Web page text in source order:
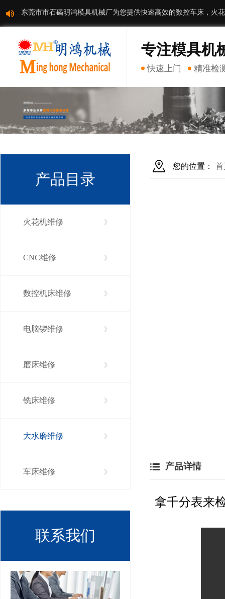
东莞市市石碣明鸿模具机械厂为您提供快速高效的数控车床，火
专注模具机
快速上门 精准检
产品目录
火花机维修
CNC维修
数控机床维修
电脑锣维修
磨床维修
铣床维修
大水磨维修
车床维修
联系我们
您的位置： 首
产品详情
拿千分表来